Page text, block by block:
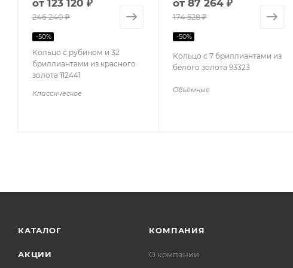
Кольцо с рубином и 32
бриллиантами из красного
золота 112441
Классическое
от 123 120 ₽
246 240 ₽
-50%
Кольцо с 7 бриллиантами из
белого золота 93323
Объёмные
от 87 264 ₽
174 528 ₽
-50%
КАТАЛОГ
АКЦИИ
КОМПАНИЯ
О компании